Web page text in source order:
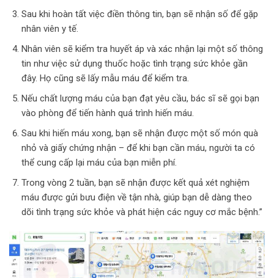
Sau khi hoàn tất việc điền thông tin, bạn sẽ nhận số để gặp
nhân viên y tế.
Nhân viên sẽ kiểm tra huyết áp và xác nhận lại một số thông
tin như việc sử dụng thuốc hoặc tình trạng sức khỏe gần
đây. Họ cũng sẽ lấy mẫu máu để kiểm tra.
Nếu chất lượng máu của bạn đạt yêu cầu, bác sĩ sẽ gọi bạn
vào phòng để tiến hành quá trình hiến máu.
Sau khi hiến máu xong, bạn sẽ nhận được một số món quà
nhỏ và giấy chứng nhận – để khi bạn cần máu, người ta có
thể cung cấp lại máu của bạn miễn phí.
Trong vòng 2 tuần, bạn sẽ nhận được kết quả xét nghiệm
máu được gửi bưu điện về tận nhà, giúp bạn dễ dàng theo
dõi tình trạng sức khỏe và phát hiện các nguy cơ mắc bệnh.”